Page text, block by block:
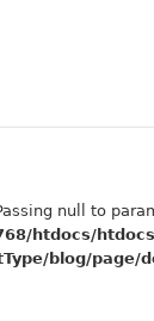
null to
htdocs/
blog/page/